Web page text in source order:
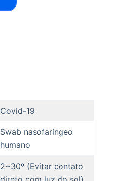
Covid-19
Swab nasofaríngeo
humano
2~30º (Evitar contato